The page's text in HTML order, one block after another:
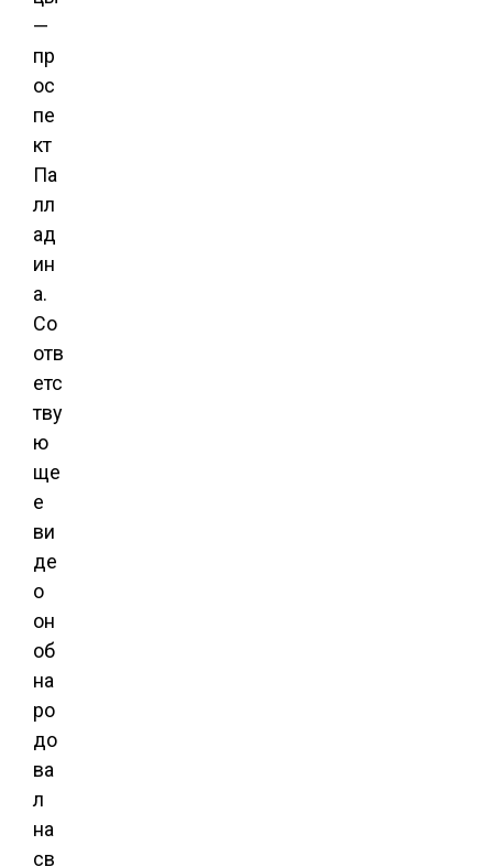
—
пр
ос
пе
кт
Па
лл
ад
ин
а.
Со
отв
етс
тву
ю
ще
е
ви
де
о
он
об
на
ро
до
ва
л
на
св